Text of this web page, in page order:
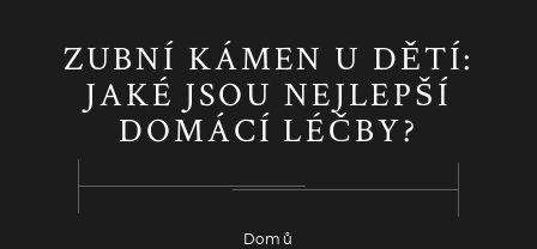
ZUBNÍ KÁMEN U DĚTÍ:
JAKÉ JSOU NEJLEPŠÍ
DOMÁCÍ LÉČBY?
Domů